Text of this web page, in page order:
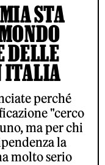
STA
DELLE
ITALIA
perché
"cerco
ma per chi
la
molto serio